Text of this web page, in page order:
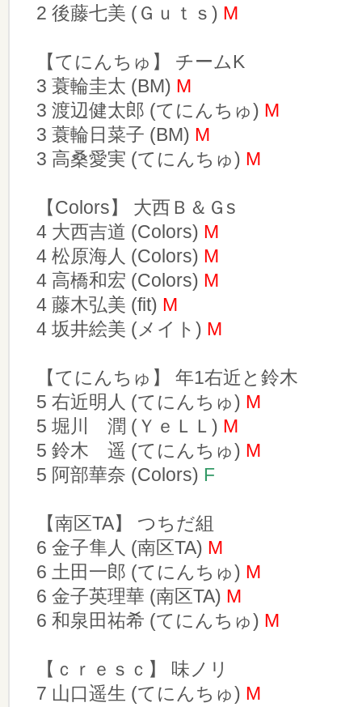
2 後藤七美 (Ｇｕｔｓ) M
【てにんちゅ】 チームK
3 蓑輪圭太 (BM) M
3 渡辺健太郎 (てにんちゅ) M
3 蓑輪日菜子 (BM) M
3 高桑愛実 (てにんちゅ) M
【Colors】 大西Ｂ＆Ｇs
4 大西吉道 (Colors) M
4 松原海人 (Colors) M
4 高橋和宏 (Colors) M
4 藤木弘美 (fit) M
4 坂井絵美 (メイト) M
【てにんちゅ】 年1右近と鈴木
5 右近明人 (てにんちゅ) M
5 堀川 潤 (ＹｅＬＬ) M
5 鈴木 遥 (てにんちゅ) M
5 阿部華奈 (Colors) F
【南区TA】 つちだ組
6 金子隼人 (南区TA) M
6 土田一郎 (てにんちゅ) M
6 金子英理華 (南区TA) M
6 和泉田祐希 (てにんちゅ) M
【ｃｒｅｓｃ】 味ノリ
7 山口遥生 (てにんちゅ) M